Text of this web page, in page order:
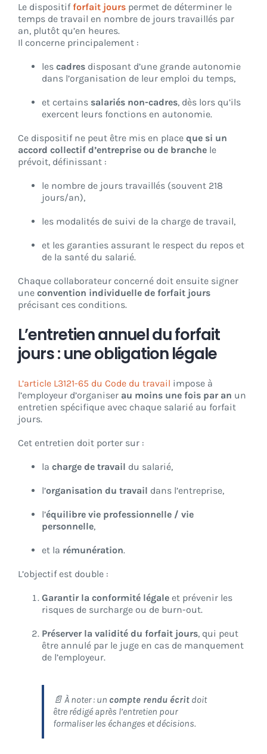
Le dispositifforfait jours permet de déterminer le
temps de travail en nombre de jours travaillés par
an, plutôt qu’en heures.
Il concerne principalement :
les cadres disposant d’une grande autonomie
dans l’organisation de leur emploi du temps,
et certains salariés non-cadres, dès lors qu’ils
exercent leurs fonctions en autonomie.
Ce dispositif ne peut être mis en place que si un
accord collectif d’entreprise ou de branche le
prévoit, définissant :
le nombre de jours travaillés (souvent 218
jours/an),
les modalités de suivi de la charge de travail,
et les garanties assurant le respect du repos et
de la santé du salarié.
Chaque collaborateur concerné doit ensuite signer
une convention individuelle de forfait jours
précisant ces conditions.
L’entretien annuel du forfait
jours : une obligation légale
L’article L3121-65 du Code du travail impose à
l’employeur d’organiser au moins une fois par an un
entretien spécifique avec chaque salarié au forfait
jours.
Cet entretien doit porter sur :
la charge de travail du salarié,
l’organisation du travail dans l’entreprise,
l’équilibre vie professionnelle / vie
personnelle,
et la rémunération.
L’objectif est double :
Garantir la conformité légale et prévenir les
risques de surcharge ou de burn-out.
Préserver la validité du forfait jours, qui peut
être annulé par le juge en cas de manquement
de l’employeur.
📄 À noter : un compte rendu écrit doit
être rédigé après l’entretien pour
formaliser les échanges et décisions.